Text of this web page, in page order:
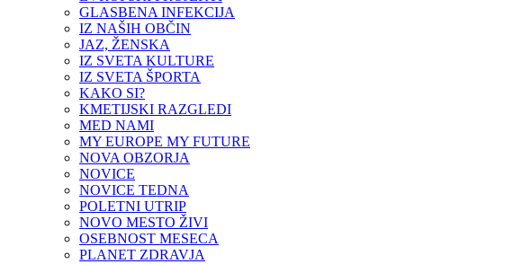
GLASBENA INFEKCIJA
IZ NAŠIH OBČIN
JAZ, ŽENSKA
IZ SVETA KULTURE
IZ SVETA ŠPORTA
KAKO SI?
KMETIJSKI RAZGLEDI
MED NAMI
MY EUROPE MY FUTURE
NOVA OBZORJA
NOVICE
NOVICE TEDNA
POLETNI UTRIP
NOVO MESTO ŽIVI
OSEBNOST MESECA
PLANET ZDRAVJA